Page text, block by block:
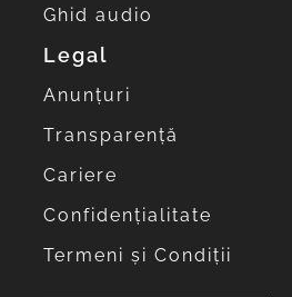
Ghid audio
Legal
Anunțuri
Transparență
Cariere
Confidențialitate
Termeni și Condiții